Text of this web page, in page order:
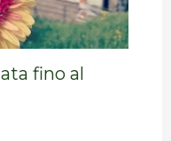
fino al